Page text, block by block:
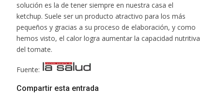
solución es la de tener siempre en nuestra casa el
ketchup. Suele ser un producto atractivo para los más
pequeños y gracias a su proceso de elaboración, y como
hemos visto, el calor logra aumentar la capacidad nutritiva
del tomate.
Fuente:
Compartir esta entrada